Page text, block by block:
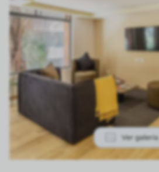
Ver galeria